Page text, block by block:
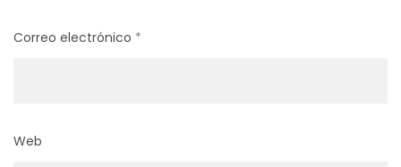
Correo electrónico *
Web